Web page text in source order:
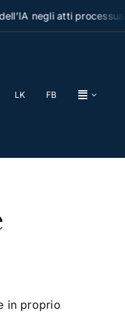
negli atti
LK FB
in proprio